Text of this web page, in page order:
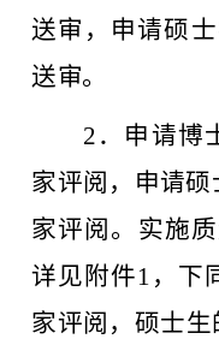
送审，申请硕
送审。
2 ．申请博
家评阅，申请硕
家评阅。实施
详见附件1 ，下
家评阅，硕士生